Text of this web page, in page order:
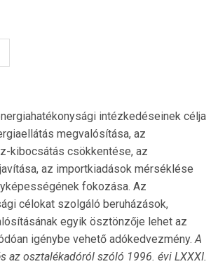
intézkedéseinek célja
megvalósítása, az
kibocsátás csökkentése, az
az importkiadások mérséklése
fokozása. Az
célokat szolgáló beruházások,
egyik ösztönzője lehet az
igénybe vehető adókedvezmény. A
az osztalékadóról szóló 1996. évi LXXXI.